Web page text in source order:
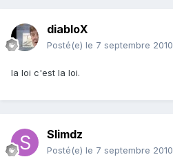
diabloX
Posté(e) le 7 septembre 2010
la loi c'est la loi.
Slimdz
Posté(e) le 7 septembre 2010